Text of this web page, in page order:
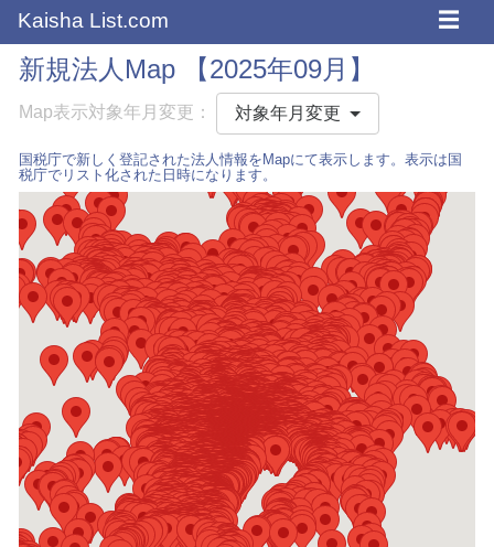
Kaisha List.com ☰
新規法人Map 【2025年09月】
Map表示対象年月変更： 対象年月変更
国税庁で新しく登記された法人情報をMapにて表示します。表示は国
税庁でリスト化された日時になります。